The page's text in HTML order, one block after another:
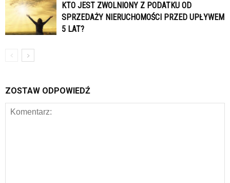
KTO JEST ZWOLNIONY Z PODATKU OD
SPRZEDAŻY NIERUCHOMOŚCI PRZED UPŁYWEM
5 LAT?
ZOSTAW ODPOWIEDŹ